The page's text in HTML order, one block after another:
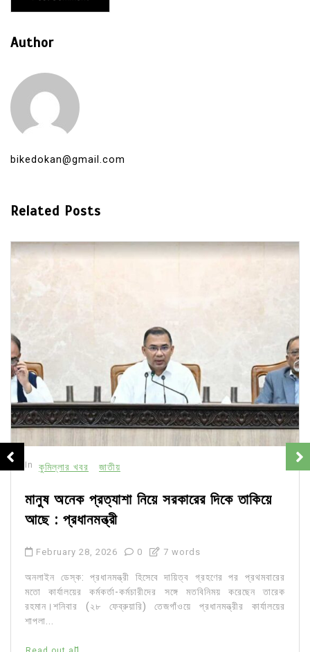
Author
bikedokan@gmail.com
Related Posts
In কুমিল্লার খবর জাতীয়
মানুষ অনেক প্রত্যাশা নিয়ে সরকারের দিকে তাকিয়ে
আছে : প্রধানমন্ত্রী
February 28, 2026 0 7 words
অনলাইন ডেস্ক: প্রধানমন্ত্রী হিসেবে দায়িত্ব গ্রহণের পর প্রথমবারের
মতো কার্যালয়ের কর্মকর্তা-কর্মচারীদের সঙ্গে মতবিনিময় করেছেন তারেক
রহমান।শনিবার (২৮ ফেব্রুয়ারি) তেজগাঁওয়ে প্রধানমন্ত্রীর কার্যালয়ের
শাপলা...